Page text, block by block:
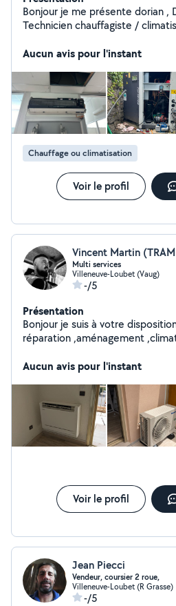
Bonjour je me présente dorian , Dipo 7J/7 24h/24
Technicien chauffagiste /
Aucun avis pour l'instant
Chauffage ou climatisation
Voir le profil
Vincent Martin
Multi services
Villeneuve-Loubet (Vaug)
-/5
Présentation
Bonjour je suis à votre
réparation ,aménagement
Aucun avis pour l'instant
Voir le profil
Jean Piecci
Vendeur, coursier 2 roue,
Villeneuve-Loubet (R Grasse)
-/5